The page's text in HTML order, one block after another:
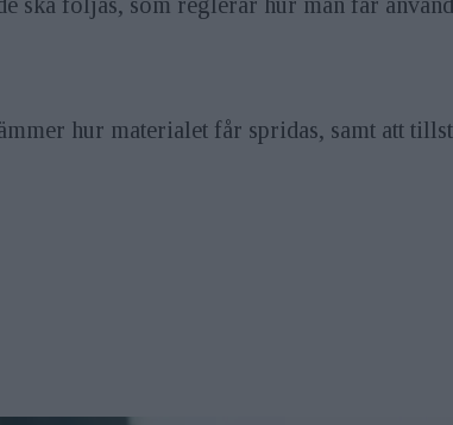
hur materialet får spridas, samt att